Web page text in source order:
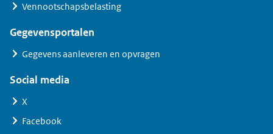
Vennootschapsbelasting
Gegevensportalen
Gegevens aanleveren en opvragen
Social media
X
Facebook